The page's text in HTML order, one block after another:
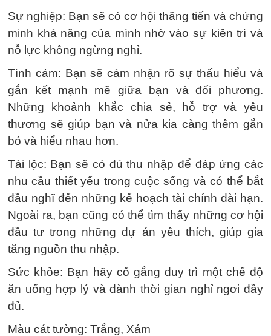
Sự nghiệp: Bạn sẽ có cơ hội thăng tiến và chứng
minh khả năng của mình nhờ vào sự kiên trì và
nỗ lực không ngừng nghỉ.
Tình cảm: Bạn sẽ cảm nhận rõ sự thấu hiểu và
gắn kết mạnh mẽ giữa bạn và đối phương.
Những khoảnh khắc chia sẻ, hỗ trợ và yêu
thương sẽ giúp bạn và nửa kia càng thêm gắn
bó và hiểu nhau hơn.
Tài lộc: Bạn sẽ có đủ thu nhập để đáp ứng các
nhu cầu thiết yếu trong cuộc sống và có thể bắt
đầu nghĩ đến những kế hoạch tài chính dài hạn.
Ngoài ra, bạn cũng có thể tìm thấy những cơ hội
đầu tư trong những dự án yêu thích, giúp gia
tăng nguồn thu nhập.
Sức khỏe: Bạn hãy cố gắng duy trì một chế độ
ăn uống hợp lý và dành thời gian nghỉ ngơi đầy
đủ.
Màu cát tường: Trắng, Xám